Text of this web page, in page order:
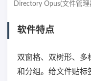
Directory Opus(文件管
软件特点
双窗格、双树形、多
和分组。给文件贴标